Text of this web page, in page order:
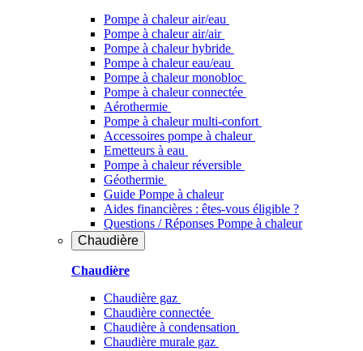
Pompe à chaleur air/eau
Pompe à chaleur air/air
Pompe à chaleur hybride
Pompe à chaleur​ eau/eau
Pompe à chaleur monobloc
Pompe à chaleur connectée
Aérothermie
Pompe à chaleur multi-confort
Accessoires pompe à chaleur
Emetteurs à eau
Pompe à chaleur réversible
Géothermie
Guide Pompe à chaleur
Aides financières : êtes-vous éligible ?
Questions / Réponses Pompe à chaleur
Chaudière
Chaudière
Chaudière gaz
Chaudière connectée
Chaudière à condensation
Chaudière murale gaz